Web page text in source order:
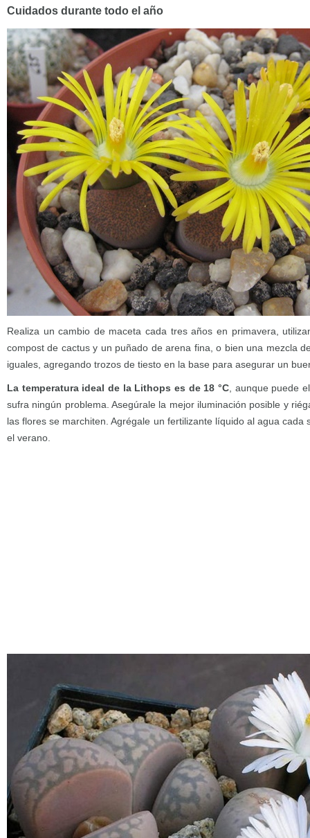
Cuidados durante todo el año
Realiza un cambio de maceta cada tres años en primavera,
compost de cactus y un puñado de arena fina, o bien una mezcla
iguales, agregando trozos de tiesto en la base para asegurar un
La temperatura ideal de la Lithops es de 18 °C , aunque puede
sufra ningún problema. Asegúrale la mejor iluminación posible y
las flores se marchiten. Agrégale un fertilizante líquido al agua cada
el verano.